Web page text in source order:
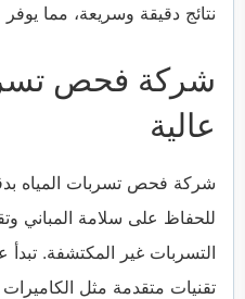
نتائج دقيقة وسريعة، مما
شركة فحص
عالية
شركة فحص تسربات المياه
للحفاظ على سلامة المباني
التسربات غير المكتشفة.
تقنيات متقدمة مثل